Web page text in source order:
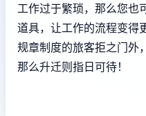
工作过于繁琐，那么您也
道具，让工作的流程变得
规章制度的旅客拒之门外
那么升迁则指日可待！